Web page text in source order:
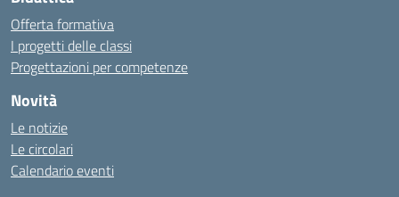
Offerta formativa
I progetti delle classi
Progettazioni per competenze
Novità
Le notizie
Le circolari
Calendario eventi